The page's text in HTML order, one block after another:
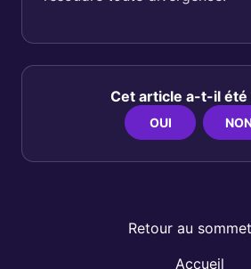
Cet article a-t-il été
OUI
Retour au sommet
Accueil